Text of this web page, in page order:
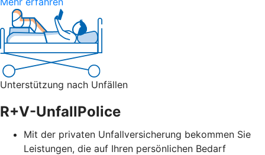
Unterstützung nach Unfällen
R+V-UnfallPolice
Mit der privaten Unfallversicherung bekommen Sie
Leistungen, die auf Ihren persönlichen Bedarf